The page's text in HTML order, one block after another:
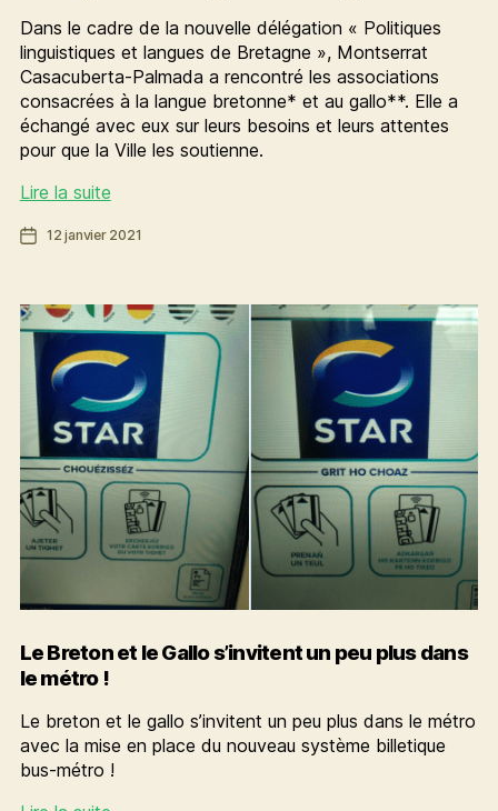
Dans le cadre de la nouvelle délégation « Politiques
linguistiques et langues de Bretagne », Montserrat
Casacuberta-Palmada a rencontré les associations
consacrées à la langue bretonne* et au gallo**. Elle a
échangé avec eux sur leurs besoins et leurs attentes
pour que la Ville les soutienne.
Lire la suitePlurilinguisme
langues
Date12 janvier 2021
Le Breton et le Gallo s’invitent un peu plus dans
le métro !
Le breton et le gallo s’invitent un peu plus dans le métro
avec la mise en place du nouveau système billetique
bus-métro !